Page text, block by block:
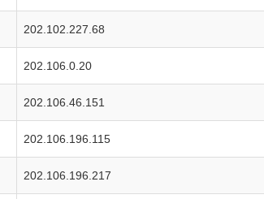
202.102.227.68
202.106.0.20
202.106.46.151
202.106.196.115
202.106.196.217